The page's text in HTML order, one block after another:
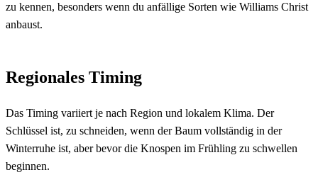
zu kennen, besonders wenn du anfällige Sorten wie Williams Christ
anbaust.
Regionales Timing
Das Timing variiert je nach Region und lokalem Klima. Der
Schlüssel ist, zu schneiden, wenn der Baum vollständig in der
Winterruhe ist, aber bevor die Knospen im Frühling zu schwellen
beginnen.